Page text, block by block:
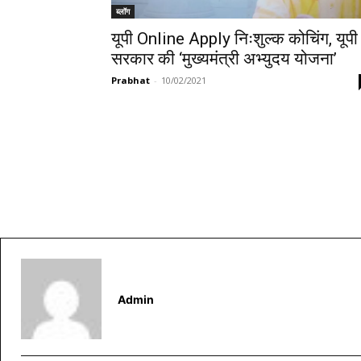
ब्लॉग
यूपी Online Apply निःशुल्क कोचिंग, यूपी
सरकार की ‘मुख्यमंत्री अभ्युदय योजना’
Prabhat - 10/02/2021
Admin